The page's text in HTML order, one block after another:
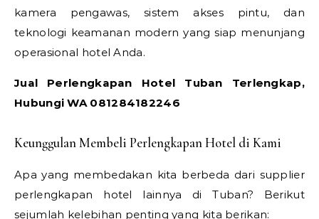
kamera pengawas, sistem akses pintu, dan
teknologi keamanan modern yang siap menunjang
operasional hotel Anda.
Jual Perlengkapan Hotel Tuban Terlengkap,
Hubungi WA 081284182246
Keunggulan Membeli Perlengkapan Hotel di Kami
Apa yang membedakan kita berbeda dari supplier
perlengkapan hotel lainnya di Tuban? Berikut
sejumlah kelebihan penting yang kita berikan: